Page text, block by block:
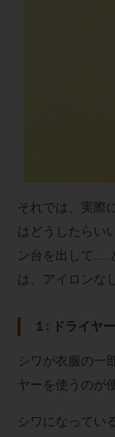
それでは、実際
はどうしたらい
ン台を出して……
は、アイロンな
１: ドライヤ
シワが衣服の一
ヤーを使うのが
シワになってい